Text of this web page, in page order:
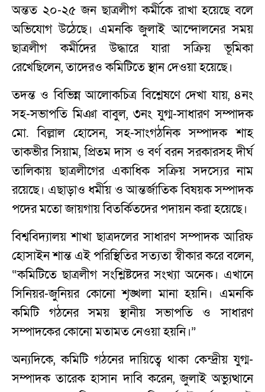
অন্তত ২০-২৫ জন ছাত্রলীগ কর্মীকে রাখা হয়েছে বলে
অভিযোগ উঠেছে। এমনকি জুলাই আন্দোলনের সময়
ছাত্রলীগ কর্মীদের উদ্ধারে যারা সক্রিয় ভূমিকা
রেখেছিলেন, তাদেরও কমিটিতে স্থান দেওয়া হয়েছে।
তদন্ত ও বিভিন্ন আলোকচিত্র বিশ্লেষণে দেখা যায়, ৪নং
সহ-সভাপতি মিঞা বাবুল, ৩নং যুগ্ম-সাধারণ সম্পাদক
মো. বিল্লাল হোসেন, সহ-সাংগঠনিক সম্পাদক শাহ
তাকভীর সিয়াম, প্রিতম দাস ও বর্ণ বরন সরকারসহ দীর্ঘ
তালিকায় ছাত্রলীগের একাধিক সক্রিয় সদস্যের নাম
রয়েছে। এছাড়াও ধর্মীয় ও আন্তর্জাতিক বিষয়ক সম্পাদক
পদের মতো জায়গায় বিতর্কিতদের পদায়ন করা হয়েছে।
বিশ্ববিদ্যালয় শাখা ছাত্রদলের সাধারণ সম্পাদক আরিফ
হোসাইন শান্ত এই পরিস্থিতির সত্যতা স্বীকার করে বলেন,
“কমিটিতে ছাত্রলীগ সংশ্লিষ্টদের সংখ্যা অনেক। এখানে
সিনিয়র-জুনিয়র কোনো শৃঙ্খলা মানা হয়নি। এমনকি
কমিটি গঠনের সময় স্থানীয় সভাপতি ও সাধারণ
সম্পাদকের কোনো মতামত নেওয়া হয়নি।”
অন্যদিকে, কমিটি গঠনের দায়িত্বে থাকা কেন্দ্রীয় যুগ্ম-
সম্পাদক তারেক হাসান দাবি করেন, জুলাই অভ্যুত্থানে